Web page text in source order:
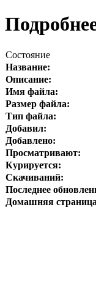
Состояние
Название:
Описание:
Имя файла:
Размер файла:
Тип файла:
Добавил:
Добавлено:
Просматривают:
Курируется:
Скачиваний:
Последнее
Домашняя